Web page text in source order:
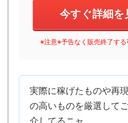
今すぐ詳細を
※注意※予告なく販売終了する
実際に稼げたものや再
の高いものを厳選して
介してるニャ